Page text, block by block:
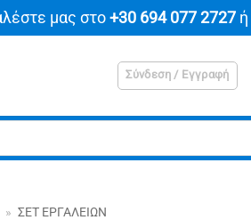
μας στο +30 694 077 2727ή
Σύνδεση / Εγγραφή
» ΣΕΤ ΕΡΓΑΛΕΊΩΝ